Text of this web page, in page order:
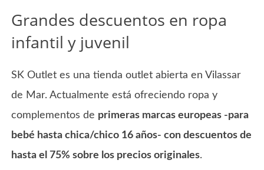
Grandes descuentos en ropa
infantil y juvenil
SK Outlet es una tienda outlet abierta en Vilassar
de Mar. Actualmente está ofreciendo ropa y
complementos de primeras marcas europeas -para
bebé hasta chica/chico 16 años- con descuentos de
hasta el 75% sobre los precios originales.